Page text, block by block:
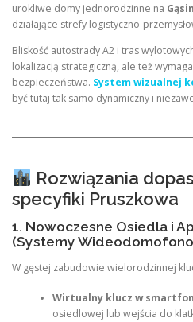
urokliwe domy jednorodzinne na
działające strefy logistyczno-
Bliskość autostrady A2 i tras
lokalizacją strategiczną, ale też
bezpieczeństwa. System wizualnej
być tutaj tak samo dynamiczny i
Rozwiązania
specyfiki Pruszkowa
1. Nowoczesne Osiedla i
(Systemy
W gęstej zabudowie wielorodzinnej
Wirtualny klucz w
osiedlowej lub wejścia do